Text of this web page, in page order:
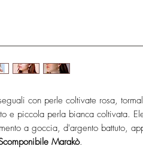
con perle coltivate rosa,
e piccola perla bianca coltivata.
a goccia, d'argento battuto,
Marakò.